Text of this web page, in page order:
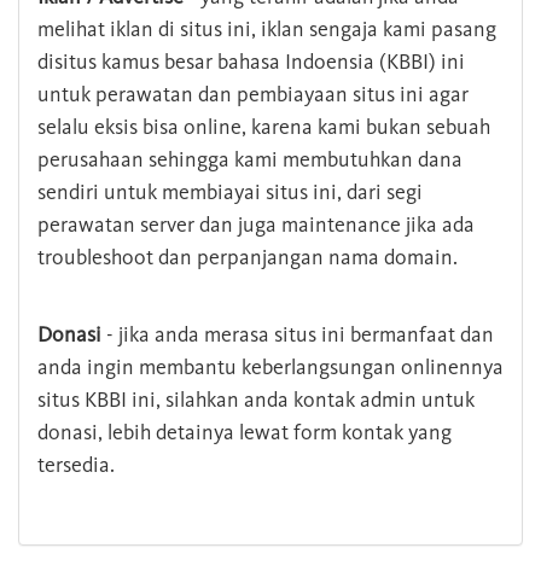
melihat iklan di situs ini, iklan sengaja kami pasang
disitus kamus besar bahasa Indoensia (KBBI) ini
untuk perawatan dan pembiayaan situs ini agar
selalu eksis bisa online, karena kami bukan sebuah
perusahaan sehingga kami membutuhkan dana
sendiri untuk membiayai situs ini, dari segi
perawatan server dan juga maintenance jika ada
troubleshoot dan perpanjangan nama domain.
Donasi - jika anda merasa situs ini bermanfaat dan
anda ingin membantu keberlangsungan onlinennya
situs KBBI ini, silahkan anda kontak admin untuk
donasi, lebih detainya lewat form kontak yang
tersedia.